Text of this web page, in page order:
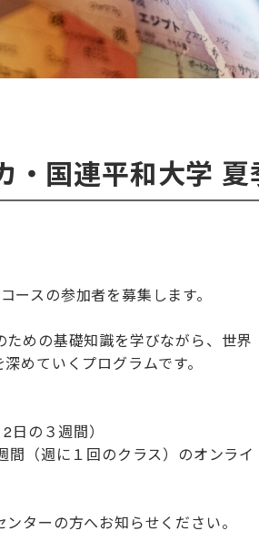
・国連平和大学
スの参加者を募集します。
めの基礎知識を学びながら、世界
めていくプログラムです。
の３週間）
間（週に１回のクラス）のオンライ
ターの方へお知らせください。